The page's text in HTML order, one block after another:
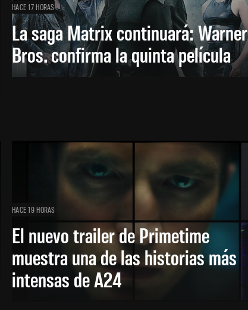
HACE 17 HORAS
La saga Matrix continuará: Warner
Bros. confirma la quinta película
HACE 19 HORAS
El nuevo trailer de Primetime
muestra una de las historias más
intensas de A24